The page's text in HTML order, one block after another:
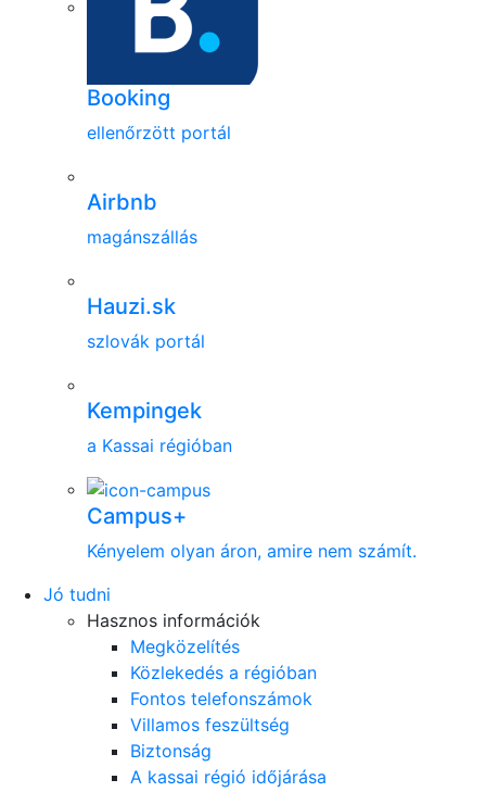
Booking
ellenőrzött portál
Airbnb
magánszállás
Hauzi.sk
szlovák portál
Kempingek
a Kassai régióban
Campus+
Kényelem olyan áron, amire nem számít.
Jó tudni
Hasznos információk
Megközelítés
Közlekedés a régióban
Fontos telefonszámok
Villamos feszültség
Biztonság
A kassai régió időjárása